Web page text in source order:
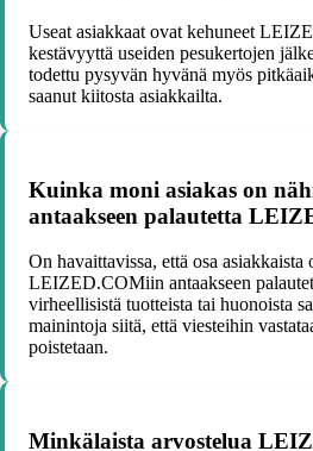
Useat asiakkaat ovat kehuneet
kestävyyttä useiden pesukertojen
todettu pysyvän hyvänä myös
saanut kiitosta asiakkailta.
Kuinka moni asiakas on
antaakseen palautetta
On havaittavissa, että osa asiakkaista
LEIZED.COMiin antaakseen
virheellisistä tuotteista tai huonoista
mainintoja siitä, että viesteihin
poistetaan.
Minkälaista arvostelua